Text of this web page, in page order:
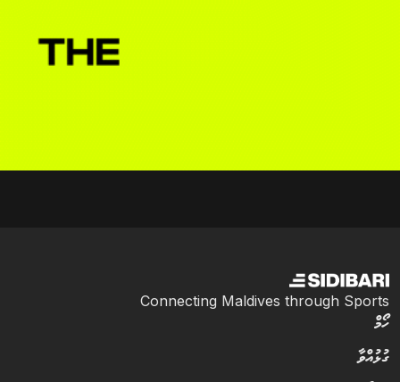
Connecting Maldives through Sports
ހޯމް
ގުޅުއްވާ